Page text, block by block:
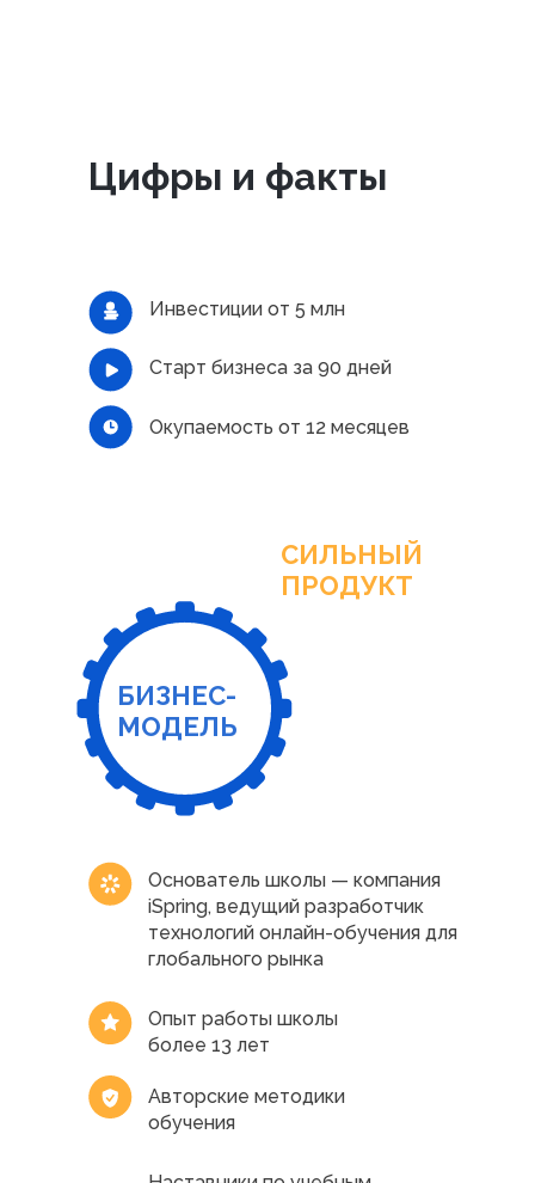
Цифры и факты
Инвестиции от 5 млн
Старт бизнеса за 90 дней
Окупаемость от 12 месяцев
БИЗНЕС-
МОДЕЛЬ
СИЛЬНЫЙ
ПРОДУКТ
Основатель школы — компания
iSpring, ведущий разработчик
технологий онлайн-обучения для
глобального рынка
Опыт работы школы
более 13 лет
Авторские методики
обучения